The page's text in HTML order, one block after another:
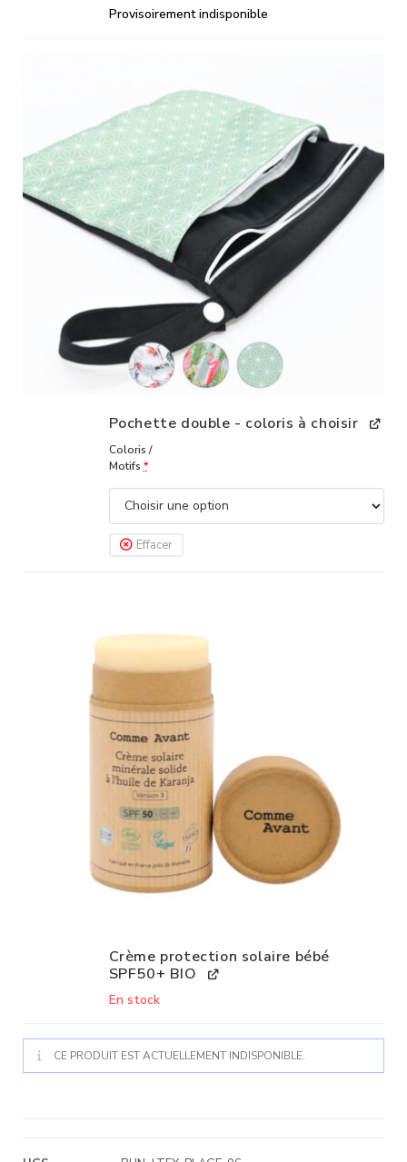
Provisoirement indisponible
Pochette double - coloris à choisir
Coloris /
Motifs *
Effacer
Crème protection solaire bébé
SPF50+ BIO
En stock
CE PRODUIT EST ACTUELLEMENT INDISPONIBLE.